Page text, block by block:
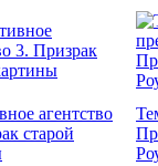
агентство
старой